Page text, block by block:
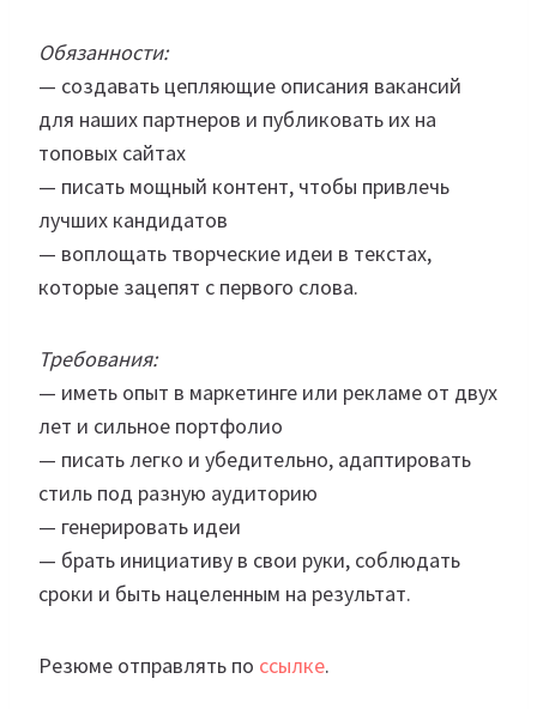
Обязанности:
— создавать цепляющие описания вакансий
для наших партнеров и публиковать их на
топовых сайтах
— писать мощный контент, чтобы привлечь
лучших кандидатов
— воплощать творческие идеи в текстах,
которые зацепят с первого слова.
Требования:
— иметь опыт в маркетинге или рекламе от двух
лет и сильное портфолио
— писать легко и убедительно, адаптировать
стиль под разную аудиторию
— генерировать идеи
— брать инициативу в свои руки, соблюдать
сроки и быть нацеленным на результат.
Резюме отправлять по ссылке.